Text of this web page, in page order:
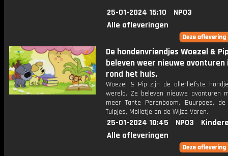
25-01-2024 15:10
NPO3
Alle afleveringen
De hondenvriendjes Woezel &
beleven weer nieuwe avonturen
rond het huis.
Woezel & Pip zijn de allerliefste
wereld. Ze beleven nieuwe avonturen
meer Tante Perenboom, Buurpoes, de
Tulpjes, Molletje en de Wijze Varen.
25-01-2024 10:45 NPO3
Alle afleveringen